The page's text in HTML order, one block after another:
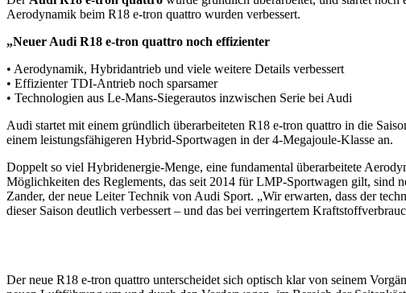
Aerodynamik beim R18 e-tron quattro wurden verbessert.
„Neuer Audi R18 e-tron quattro noch effizienter
• Aerodynamik, Hybridantrieb und viele weitere Details verbessert
• Effizienter TDI-Antrieb noch sparsamer
• Technologien aus Le-Mans-Siegerautos inzwischen Serie bei Audi
Audi startet mit einem gründlich überarbeiteten R18 e-tron quattro in die
einem leistungsfähigeren Hybrid-Sportwagen in der 4-Megajoule-Klasse an.
Doppelt so viel Hybridenergie-Menge, eine fundamental überarbeitete
Möglichkeiten des Reglements, das seit 2014 für LMP-Sportwagen gilt, sind
Zander, der neue Leiter Technik von Audi Sport. „Wir erwarten, dass der
dieser Saison deutlich verbessert – und das bei verringertem
Der neue R18 e-tron quattro unterscheidet sich optisch klar von seinem